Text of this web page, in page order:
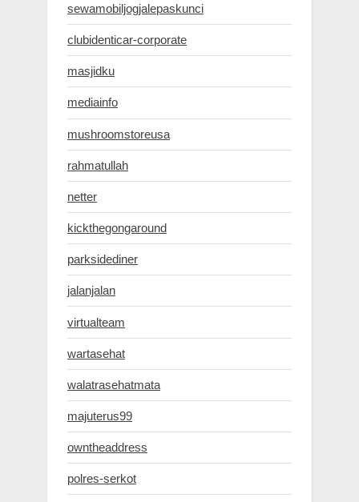
sewamobiljogjalepaskunci
clubidenticar-corporate
masjidku
mediainfo
mushroomstoreusa
rahmatullah
netter
kickthegongaround
parksidediner
jalanjalan
virtualteam
wartasehat
walatrasehatmata
majuterus99
owntheaddress
polres-serkot